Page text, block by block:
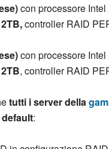
con processore
controller RAID
con processore
, controller RAID
tutti i server della
: